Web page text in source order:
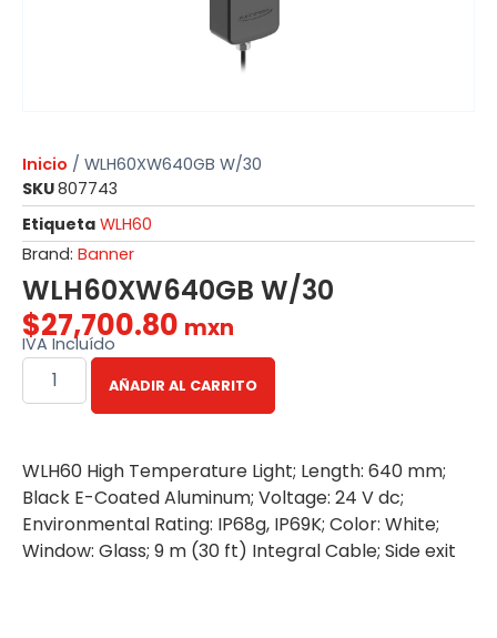
Inicio / WLH60XW640GB W/30
SKU807743
Etiqueta WLH60
Brand: Banner
WLH60XW640GB W/30
$27,700.80 mxn
IVA Incluído
AÑADIR AL CARRITO
WLH60 High Temperature Light; Length: 640 mm;
Black E-Coated Aluminum; Voltage: 24 V dc;
Environmental Rating: IP68g, IP69K; Color: White;
Window: Glass; 9 m (30 ft) Integral Cable; Side exit